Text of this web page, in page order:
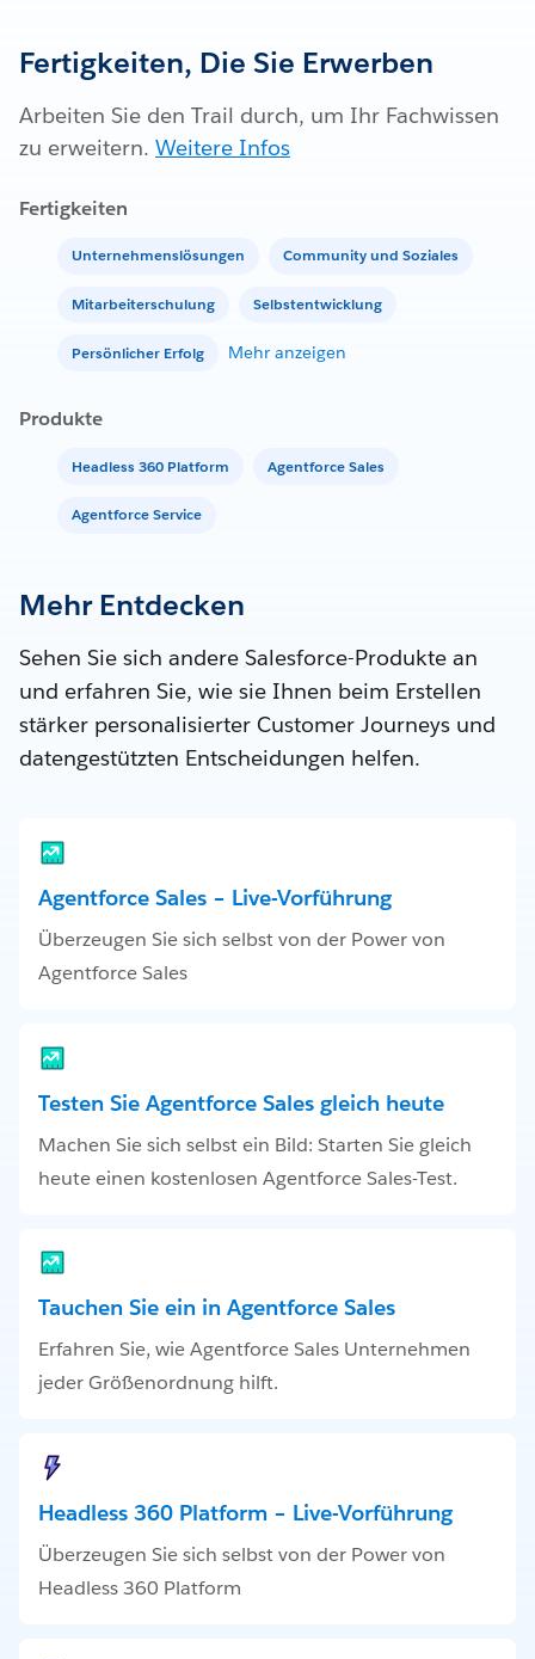
Fertigkeiten, Die Sie Erwerben
Arbeiten Sie den Trail durch, um Ihr Fachwissen
zu erweitern. Weitere Infos
Fertigkeiten
Unternehmenslösungen Community und Soziales
Mitarbeiterschulung Selbstentwicklung
Persönlicher Erfolg Mehr anzeigen
Produkte
Headless 360 Platform Agentforce Sales
Agentforce Service
Mehr Entdecken
Sehen Sie sich andere Salesforce-Produkte an
und erfahren Sie, wie sie Ihnen beim Erstellen
stärker personalisierter Customer Journeys und
datengestützten Entscheidungen helfen.
Agentforce Sales – Live-Vorführung
Überzeugen Sie sich selbst von der Power von
Agentforce Sales
Testen Sie Agentforce Sales gleich heute
Machen Sie sich selbst ein Bild: Starten Sie gleich
heute einen kostenlosen Agentforce Sales-Test.
Tauchen Sie ein in Agentforce Sales
Erfahren Sie, wie Agentforce Sales Unternehmen
jeder Größenordnung hilft.
Headless 360 Platform – Live-Vorführung
Überzeugen Sie sich selbst von der Power von
Headless 360 Platform